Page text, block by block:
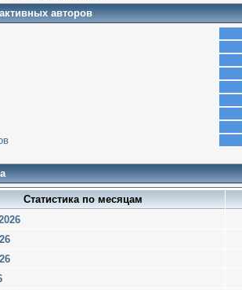
авторов
Статистика по месяцам